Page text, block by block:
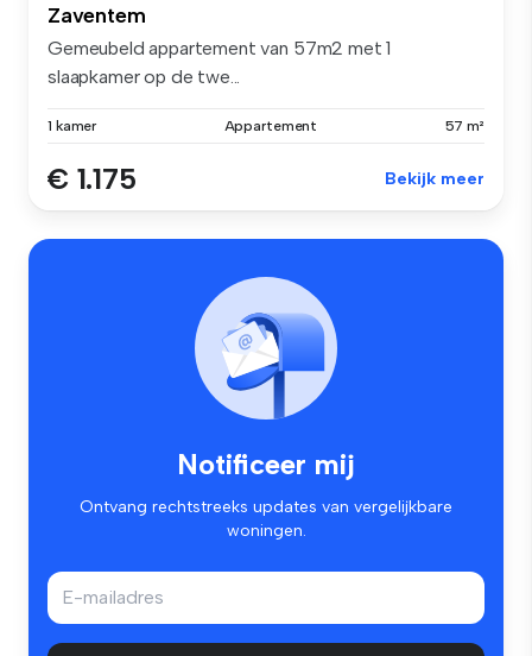
Zaventem
Gemeubeld appartement van 57m2 met 1
slaapkamer op de twe...
1 kamer Appartement 57 m²
€ 1.175 Bekijk meer
Notificeer mij
Ontvang rechtstreeks updates van vergelijkbare
woningen.